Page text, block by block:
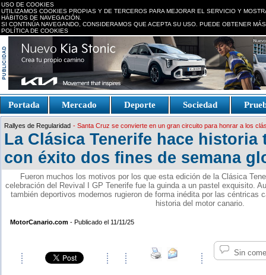
USO DE COOKIES
UTILIZAMOS COOKIES PROPIAS Y DE TERCEROS PARA MEJORAR EL SERVICIO Y
HÁBITOS DE NAVEGACIÓN.
SI CONTINÚA NAVEGANDO, CONSIDERAMOS QUE ACEPTA SU USO. PUEDE OBTENER
POLÍTICA DE COOKIES
Portada Mercado Deporte Sociedad
Fake Watches
replica-
watch.is
Rallyes de Regularidad - Santa Cruz se convierte en un gran circuito para honrar a los
La Clásica Tenerife hace historia
con éxito dos fines de semana
Fueron muchos los motivos por los que esta edición de la Clásica
celebración del Revival I GP Tenerife fue la guinda a un pastel exquisito.
también deportivos modernos rugieron de forma inédita por las céntricas
historia del motor canario.
MotorCanario.com - Publicado el 11/11/25
Sin